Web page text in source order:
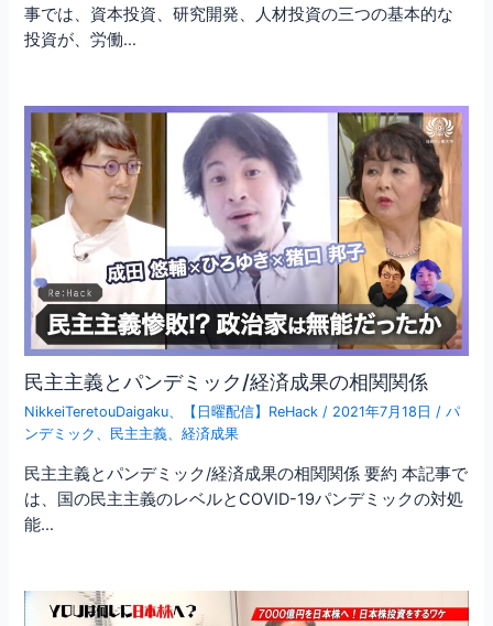
事では、資本投資、研究開発、人材投資の三つの基本的な
投資が、労働…
民主主義とパンデミック/経済成果の相関関係
NikkeiTeretouDaigaku、 【日曜配信】ReHack / 2021年7月18日 /パ
ンデミック 、 民主主義、経済成果
民主主義とパンデミック/経済成果の相関関係 要約 本記事で
は、国の民主主義のレベルとCOVID-19パンデミックの対処
能…